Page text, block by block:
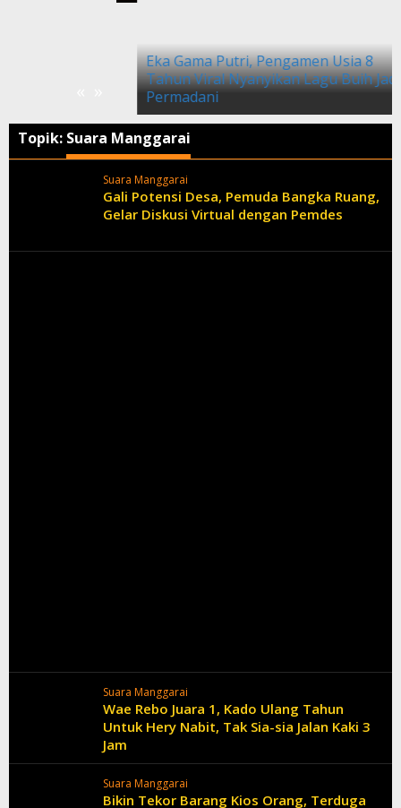
Eka Gama Putri, Pengamen Usia 8
Tahun Viral Nyanyikan Lagu Buih Jadi
Permadani
Topik: Suara Manggarai
Suara Manggarai
Gali Potensi Desa, Pemuda Bangka Ruang,
Gelar Diskusi Virtual dengan Pemdes
Suara Manggarai
Wae Rebo Juara 1, Kado Ulang Tahun
Untuk Hery Nabit, Tak Sia-sia Jalan Kaki 3
Jam
Suara Manggarai
Bikin Tekor Barang Kios Orang, Terduga